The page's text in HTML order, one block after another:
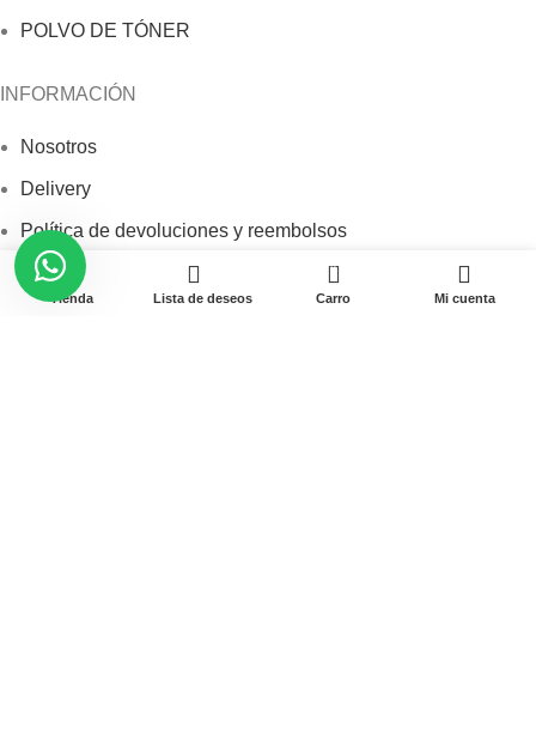
POLVO DE TÓNER
INFORMACIÓN
Nosotros
Delivery
Política de devoluciones y reembolsos
Libro de reclamaciones
Tienda Lista de deseos
0
Carro Mi cuenta